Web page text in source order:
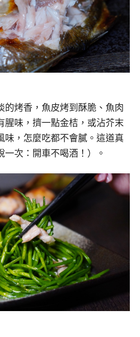
的烤香，魚皮烤到酥脆、魚肉
腥味，擠一點金桔，或沾芥末
味，怎麼吃都不會膩。這道真
一次：開車不喝酒！）。